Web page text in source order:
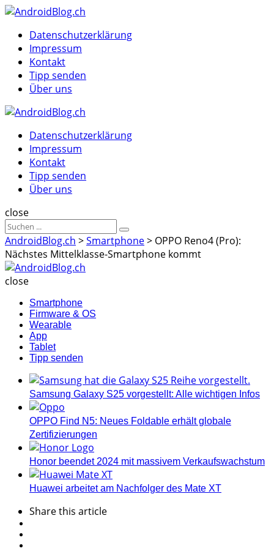
Menu
MenuDatenschutzerklärung
Impressum
Kontakt
Tipp senden
Über uns
Datenschutzerklärung
Impressum
Kontakt
Tipp senden
Über uns
Suche
close
Sucheergebnisse
für
Suche
AndroidBlog.ch >Smartphone> OPPO Reno4 (Pro):
Nächstes Mittelklasse-Smartphone kommt
close
Smartphone
Firmware & OS
Wearable
App
Tablet
Tipp senden
Samsung Galaxy S25 vorgestellt: Alle wichtigen Infos
OPPO Find N5: Neues Foldable erhält globale
Zertifizierungen
Honor beendet 2024 mit massivem Verkaufswachstum
Huawei arbeitet am Nachfolger des Mate XT
Sharethis article